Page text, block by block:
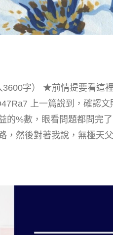
字） ★前情提要看這
上一篇說到，確認
的%數，眼看問題都問完
，然後對著我說，無極